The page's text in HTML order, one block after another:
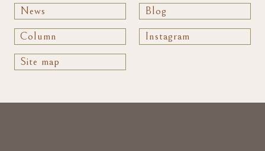
News Blog
Column Instagram
Site map